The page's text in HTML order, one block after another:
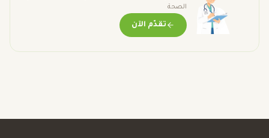
الصحة
تقدّم الآن